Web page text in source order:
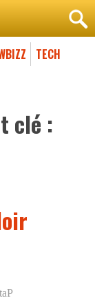
TECH
clé :